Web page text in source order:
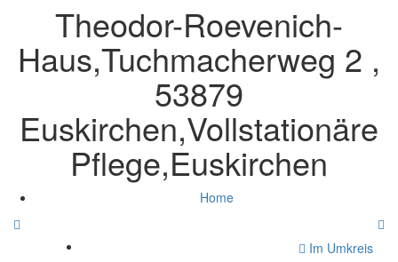
Theodor-Roevenich-
Haus,Tuchmacherweg 2 ,
53879
Euskirchen,Vollstationäre
Pflege,Euskirchen
Home
Im Umkreis